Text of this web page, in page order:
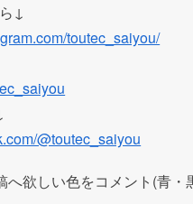
↓
toutec_saiyou/
@toutec_saiyou
へ欲しい色をコメント(青・